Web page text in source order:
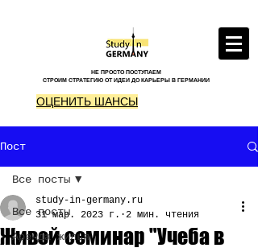
НЕ ПРОСТО ПОСТУПАЕМ
СТРОИМ СТРАТЕГИЮ ОТ ИДЕИ ДО КАРЬЕРЫ В ГЕРМАНИИ
ОЦЕНИТЬ ШАНСЫ
Пост
Все посты
Аренда жилья
Все посты
Живой семинар "Учеба в
study-in-germany.ru
31 мар. 2023 г.
2 мин. чтения